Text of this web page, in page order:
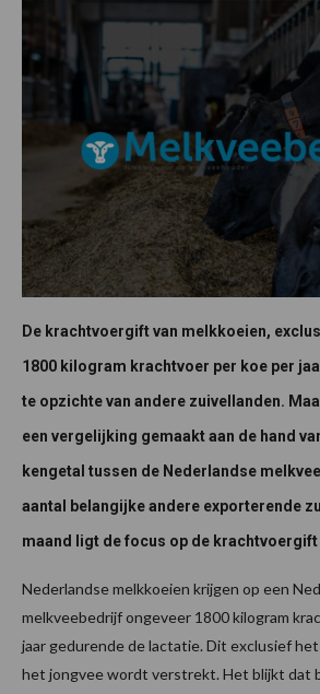
De krachtvoergift van melkkoeien,
1800 kilogram krachtvoer per koe per
te opzichte van andere zuivellanden.
een vergelijking gemaakt aan de hand
kengetal tussen de Nederlandse
aantal belangijke andere exporterende
maand ligt de focus op de
Nederlandse melkkoeien krijgen op een
melkveebedrijf ongeveer 1800 kilogram
jaar gedurende de lactatie. Dit exclusief
het jongvee wordt verstrekt. Het blijkt dat